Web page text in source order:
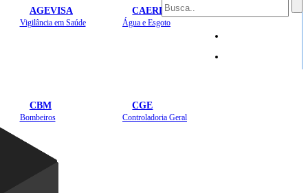
AGEVISA
Vigilância em Saúde
CAERD
Água e Esgoto
CBM
Bombeiros
CGE
Controladoria Geral
Mapa do Site